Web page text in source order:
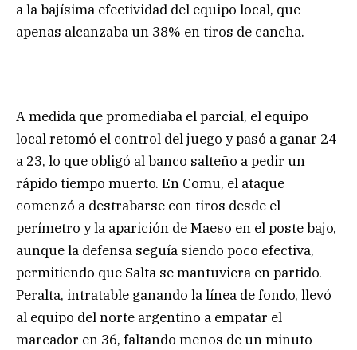
a la bajísima efectividad del equipo local, que
apenas alcanzaba un 38% en tiros de cancha.
A medida que promediaba el parcial, el equipo
local retomó el control del juego y pasó a ganar 24
a 23, lo que obligó al banco salteño a pedir un
rápido tiempo muerto. En Comu, el ataque
comenzó a destrabarse con tiros desde el
perímetro y la aparición de Maeso en el poste bajo,
aunque la defensa seguía siendo poco efectiva,
permitiendo que Salta se mantuviera en partido.
Peralta, intratable ganando la línea de fondo, llevó
al equipo del norte argentino a empatar el
marcador en 36, faltando menos de un minuto